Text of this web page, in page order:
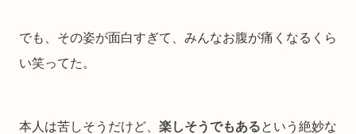
でも、その姿が面白すぎて、みんなお腹が痛くなるくら
い笑ってた。
本人は苦しそうだけど、 楽しそうでもあるという絶妙な